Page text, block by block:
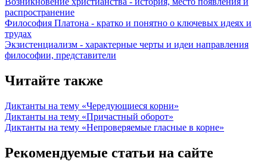
распространение
Философия Платона - кратко и понятно о ключевых идеях и
трудах
Экзистенциализм - характерные черты и идеи направления
философии, представители
Читайте также
Диктанты на тему «Чередующиеся корни»
Диктанты на тему «Причастный оборот»
Диктанты на тему «Непроверяемые гласные в корне»
Рекомендуемые статьи на сайте